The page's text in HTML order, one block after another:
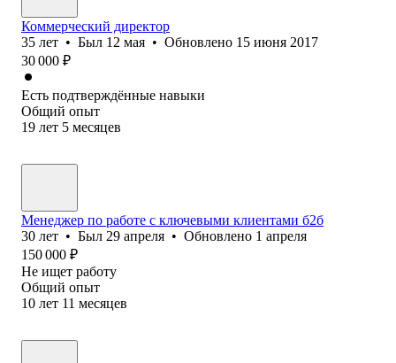
Коммерческий директор
35 лет • Был 12 мая • Обновлено 15 июня 2017
30 000 ₽
Есть подтверждённые навыки
Общий опыт
19 лет 5 месяцев
Менеджер по работе с ключевыми клиентами б2б
30 лет • Был 29 апреля • Обновлено 1 апреля
150 000 ₽
Не ищет работу
Общий опыт
10 лет 11 месяцев